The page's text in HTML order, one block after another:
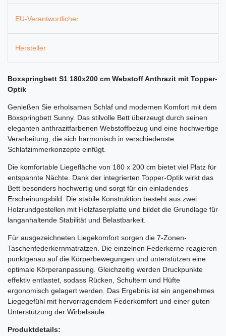
EU-Verantwortlicher
Hersteller
Boxspringbett S1 180x200 cm Webstoff Anthrazit mit Topper-
Optik
Genießen Sie erholsamen Schlaf und modernen Komfort mit dem
Boxspringbett Sunny. Das stilvolle Bett überzeugt durch seinen
eleganten anthrazitfarbenen Webstoffbezug und eine hochwertige
Verarbeitung, die sich harmonisch in verschiedenste
Schlafzimmerkonzepte einfügt.
Die komfortable Liegefläche von 180 x 200 cm bietet viel Platz für
entspannte Nächte. Dank der integrierten Topper-Optik wirkt das
Bett besonders hochwertig und sorgt für ein einladendes
Erscheinungsbild. Die stabile Konstruktion besteht aus zwei
Holzrundgestellen mit Holzfaserplatte und bildet die Grundlage für
langanhaltende Stabilität und Belastbarkeit.
Für ausgezeichneten Liegekomfort sorgen die 7-Zonen-
Taschenfederkernmatratzen. Die einzelnen Federkerne reagieren
punktgenau auf die Körperbewegungen und unterstützen eine
optimale Körperanpassung. Gleichzeitig werden Druckpunkte
effektiv entlastet, sodass Rücken, Schultern und Hüfte
ergonomisch gelagert werden. Das Ergebnis ist ein angenehmes
Liegegefühl mit hervorragendem Federkomfort und einer guten
Unterstützung der Wirbelsäule.
Produktdetails: